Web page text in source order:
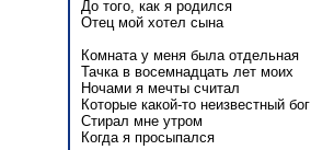
До того, как я родился
Отец мой хотел сына
Комната у меня была отдельная
Тачка в восемнадцать лет моих
Ночами я мечты считал
Которые какой-то неизвестный бог
Стирал мне утром
Когда я просыпался